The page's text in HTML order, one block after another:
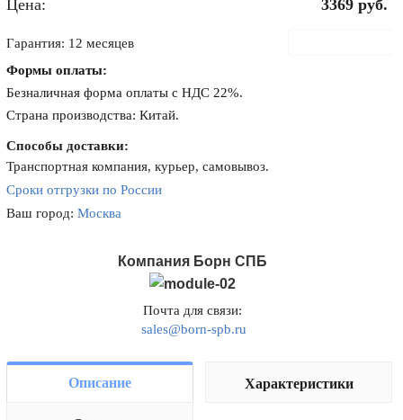
Цена: 3369 руб.
Гарантия: 12 месяцев
Формы оплаты:
Безналичная форма оплаты с НДС 22%.
Страна производства: Китай.
Способы доставки:
Транспортная компания, курьер, самовывоз.
Сроки отгрузки по России
Ваш город:Москва
Компания Борн СПБ
Почта для связи:
sales@born-spb.ru
Описание Характеристики